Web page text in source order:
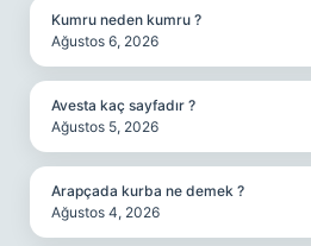
Kumru neden kumru ?
Ağustos 6, 2026
Avesta kaç sayfadır ?
Ağustos 5, 2026
Arapçada kurba ne demek ?
Ağustos 4, 2026